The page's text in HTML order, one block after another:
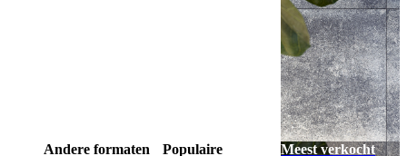
Andere formaten
Populaire
Meest verkocht